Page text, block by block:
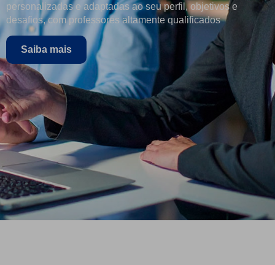
personalizadas e adaptadas ao seu perfil, objetivos e
desafios, com professores altamente qualificados
Saiba mais